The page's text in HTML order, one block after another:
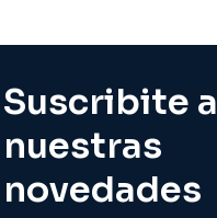
Suscribite a
nuestras
novedades